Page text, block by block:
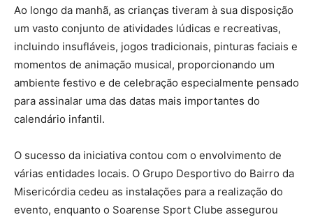
Ao longo da manhã, as crianças tiveram à sua disposição
um vasto conjunto de atividades lúdicas e recreativas,
incluindo insufláveis, jogos tradicionais, pinturas faciais e
momentos de animação musical, proporcionando um
ambiente festivo e de celebração especialmente pensado
para assinalar uma das datas mais importantes do
calendário infantil.
O sucesso da iniciativa contou com o envolvimento de
várias entidades locais. O Grupo Desportivo do Bairro da
Misericórdia cedeu as instalações para a realização do
evento, enquanto o Soarense Sport Clube assegurou